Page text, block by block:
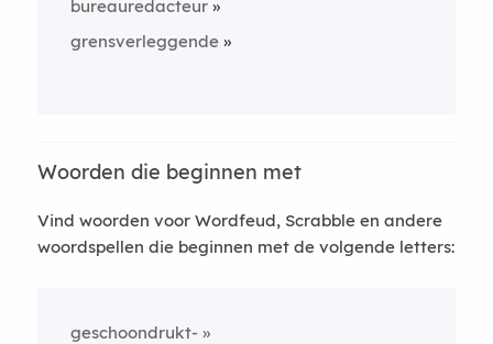
bureauredacteur
grensverleggende
Woorden die beginnen met
Vind woorden voor Wordfeud, Scrabble en andere
woordspellen die beginnen met de volgende letters:
geschoondrukt-